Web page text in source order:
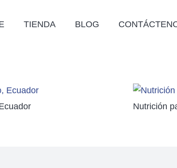
TIENDA BLOG
Nutrición